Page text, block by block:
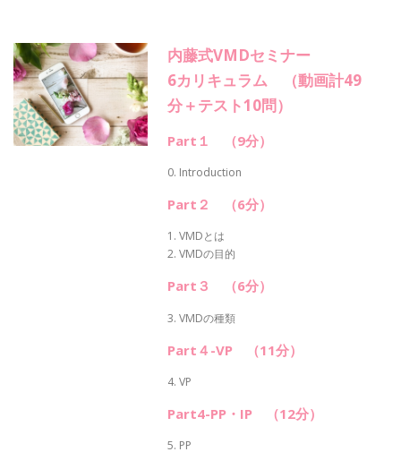
内藤式VMDセミナー
6カリキュラム （動画計49
分＋テスト10問）
Part１ （9分）
0. Introduction
Part２ （6分）
1. VMDとは
2. VMDの目的
Part３ （6分）
3. VMDの種類
Part４-VP （11分）
4. VP
Part4-PP・IP （12分）
5. PP